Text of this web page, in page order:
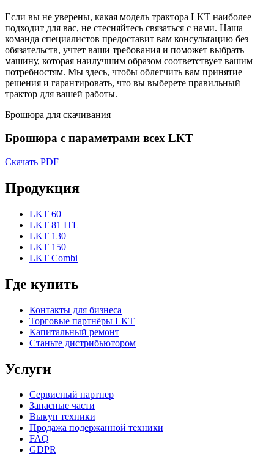
Если вы не уверены, какая модель трактора LKT наиболее
подходит для вас, не стесняйтесь связаться с нами. Наша
команда специалистов предоставит вам консультацию без
обязательств, учтет ваши требования и поможет выбрать
машину, которая наилучшим образом соответствует вашим
потребностям. Мы здесь, чтобы облегчить вам принятие
решения и гарантировать, что вы выберете правильный
трактор для вашей работы.
Брошюра для скачивания
Брошюра с параметрами всех LKT
Скачать PDF
Продукция
LKT 60
LKT 81 ITL
LKT 130
LKT 150
LKT Combi
Где купить
Контакты для бизнеса
Торговые партнёры LKT
Капитальный ремонт
Станьте дистрибьютором
Услуги
Сервисный партнер
Запасные части
Выкуп техники
Продажа подержанной техники
FAQ
GDPR